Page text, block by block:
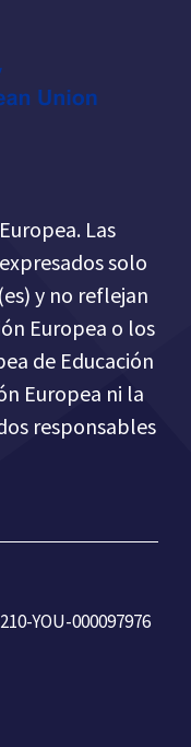
Las
solo
y no reflejan
Europea o los
de Educación
Europea ni la
responsables
YOU-000097976